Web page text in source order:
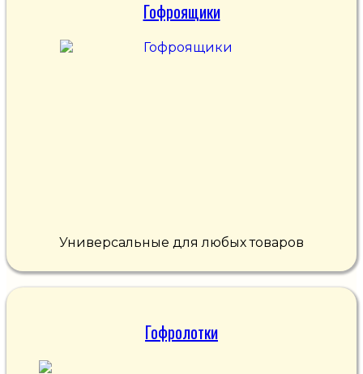
Гофроящики
Универсальные для любых товаров
Гофролотки